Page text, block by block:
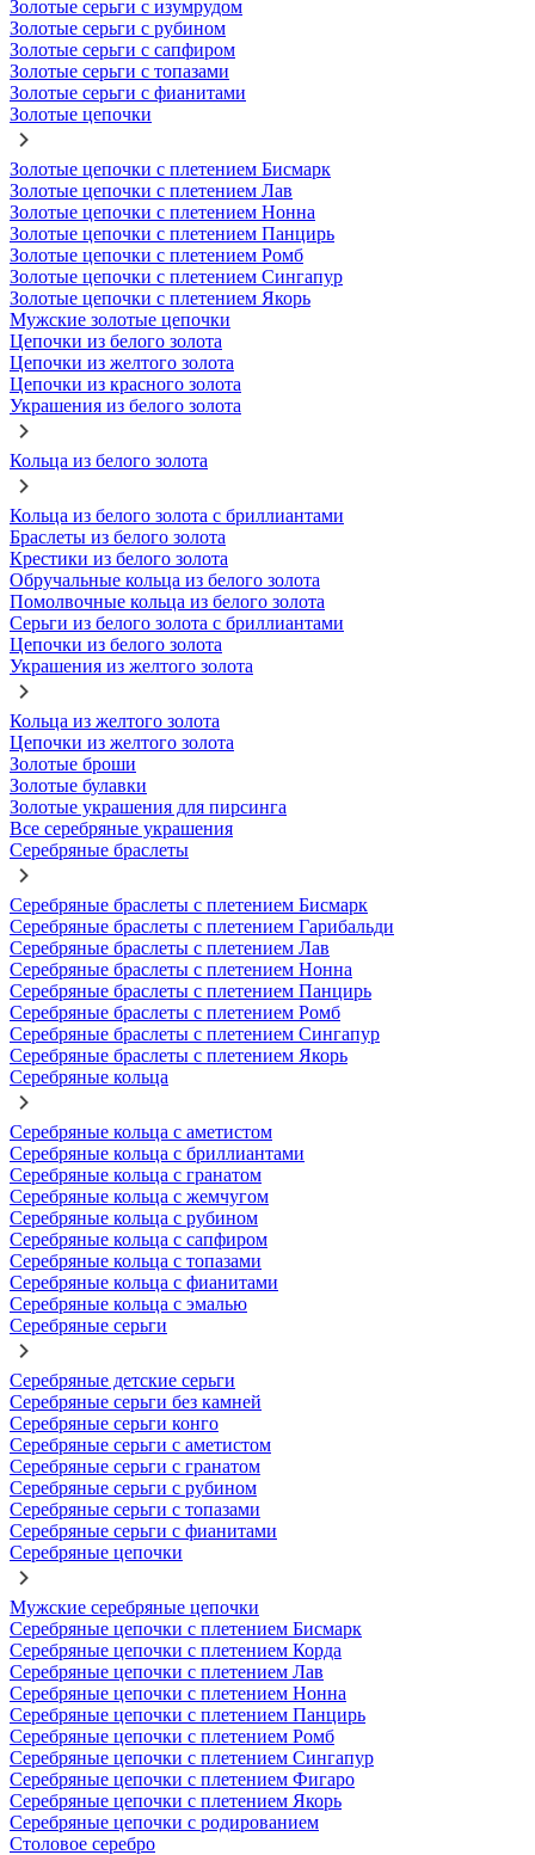
Золотые серьги с изумрудом
Золотые серьги с рубином
Золотые серьги с сапфиром
Золотые серьги с топазами
Золотые серьги с фианитами
Золотые цепочки
Золотые цепочки с плетением Бисмарк
Золотые цепочки с плетением Лав
Золотые цепочки с плетением Нонна
Золотые цепочки с плетением Панцирь
Золотые цепочки с плетением Ромб
Золотые цепочки с плетением Сингапур
Золотые цепочки с плетением Якорь
Мужские золотые цепочки
Цепочки из белого золота
Цепочки из желтого золота
Цепочки из красного золота
Украшения из белого золота
Кольца из белого золота
Кольца из белого золота с бриллиантами
Браслеты из белого золота
Крестики из белого золота
Обручальные кольца из белого золота
Помолвочные кольца из белого золота
Серьги из белого золота с бриллиантами
Цепочки из белого золота
Украшения из желтого золота
Кольца из желтого золота
Цепочки из желтого золота
Золотые броши
Золотые булавки
Золотые украшения для пирсинга
Все серебряные украшения
Серебряные браслеты
Серебряные браслеты с плетением Бисмарк
Серебряные браслеты с плетением Гарибальди
Серебряные браслеты с плетением Лав
Серебряные браслеты с плетением Нонна
Серебряные браслеты с плетением Панцирь
Серебряные браслеты с плетением Ромб
Серебряные браслеты с плетением Сингапур
Серебряные браслеты с плетением Якорь
Серебряные кольца
Серебряные кольца с аметистом
Серебряные кольца с бриллиантами
Серебряные кольца с гранатом
Серебряные кольца с жемчугом
Серебряные кольца с рубином
Серебряные кольца с сапфиром
Серебряные кольца с топазами
Серебряные кольца с фианитами
Серебряные кольца с эмалью
Серебряные серьги
Серебряные детские серьги
Серебряные серьги без камней
Серебряные серьги конго
Серебряные серьги с аметистом
Серебряные серьги с гранатом
Серебряные серьги с рубином
Серебряные серьги с топазами
Серебряные серьги с фианитами
Серебряные цепочки
Мужские серебряные цепочки
Серебряные цепочки с плетением Бисмарк
Серебряные цепочки с плетением Корда
Серебряные цепочки с плетением Лав
Серебряные цепочки с плетением Нонна
Серебряные цепочки с плетением Панцирь
Серебряные цепочки с плетением Ромб
Серебряные цепочки с плетением Сингапур
Серебряные цепочки с плетением Фигаро
Серебряные цепочки с плетением Якорь
Серебряные цепочки с родированием
Столовое серебро